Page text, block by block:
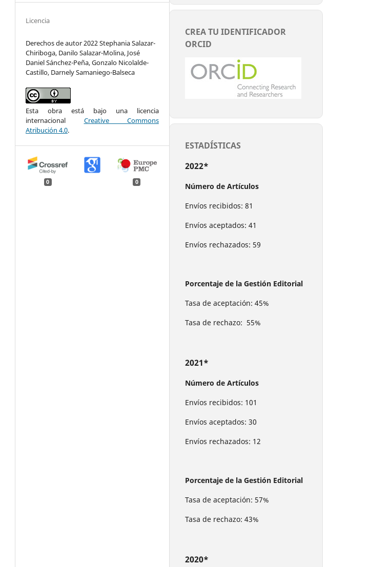
Licencia
Derechos de autor 2022 Stephania Salazar-
Chiriboga, Danilo Salazar-Molina, José
Daniel Sánchez-Peña, Gonzalo Nicolalde-
Castillo, Darnely Samaniego-Balseca
Esta obra está bajo una licencia
internacional Creative Commons
Atribución 4.0.
0 0
CREA TU IDENTIFICADOR
ORCID
ESTADÍSTICAS
2022*
Número de Artículos
Envíos recibidos: 81
Envíos aceptados: 41
Envíos rechazados: 59
Porcentaje de la Gestión Editorial
Tasa de aceptación: 45%
Tasa de rechazo: 55%
2021*
Número de Artículos
Envíos recibidos: 101
Envíos aceptados: 30
Envíos rechazados: 12
Porcentaje de la Gestión Editorial
Tasa de aceptación: 57%
Tasa de rechazo: 43%
2020*